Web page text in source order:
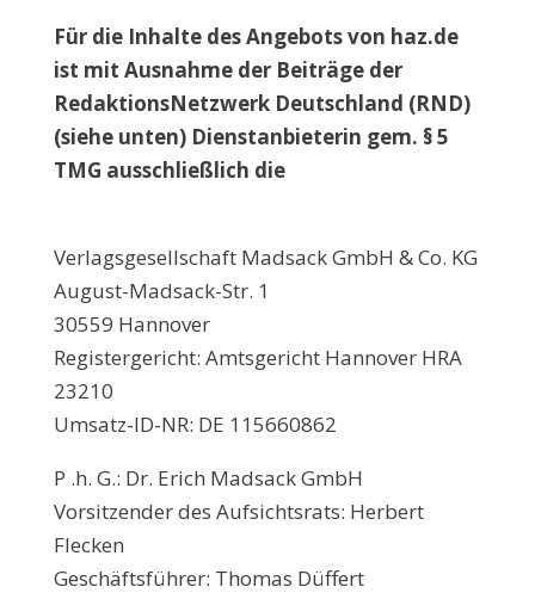
Für die Inhalte des Angebots von haz.de
ist mit Ausnahme der Beiträge der
RedaktionsNetzwerk Deutschland (RND)
(siehe unten) Dienstanbieterin gem. § 5
TMG ausschließlich die
Verlagsgesellschaft Madsack GmbH & Co. KG
August-Madsack-Str. 1
30559 Hannover
Registergericht: Amtsgericht Hannover HRA
23210
Umsatz-ID-NR: DE 115660862
P .h. G.: Dr. Erich Madsack GmbH
Vorsitzender des Aufsichtsrats: Herbert
Flecken
Geschäftsführer: Thomas Düffert